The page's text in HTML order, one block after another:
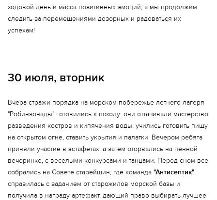
Еще 15 фото
ходовой день и масса позитивных эмоций, а мы продолжим
следить за перемещениями дозорных и радоваться их
успехам!
30 июля, вторник
Вчера стражи порядка на морском побережье летнего лагеря
"Робинзонады" готовились к походу: они оттачивали мастерство
разведения костров и кипячения воды, учились готовить пищу
на открытом огне, ставить укрытия и палатки. Вечером ребята
приняли участие в эстафетах, а затем оторвались на пенной
вечеринке, с веселыми конкурсами и танцами. Перед сном все
собрались на Совете старейшин, где команда "Антисептик"
справилась с заданием от старожилов морской базы и
получила в награду артефакт, дающий право выбирать лучшее